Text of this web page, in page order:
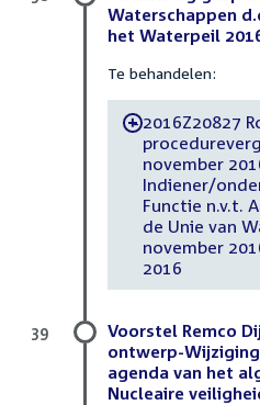
Waterschappen
het Waterpeil
Te behandelen:
-2016Z20827
november
Indiener/
Functie n.v.t.
de Unie van
november
2016
Voorstel Remco
ontwerp-
agenda van het
Nucleaire
39